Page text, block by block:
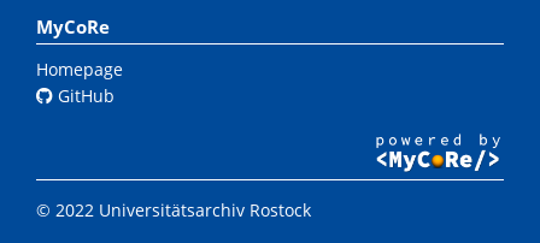
MyCoRe
Homepage
GitHub
© 2022 Universitätsarchiv Rostock